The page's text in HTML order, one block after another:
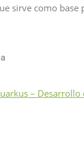
sirve como base
– Desarrollo